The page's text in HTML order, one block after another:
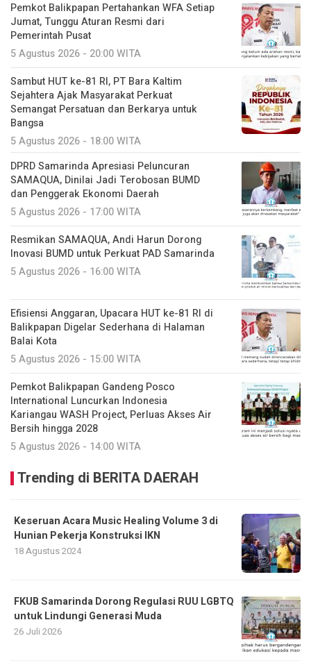
Pemkot Balikpapan Pertahankan WFA Setiap
Jumat, Tunggu Aturan Resmi dari
Pemerintah Pusat
5 Agustus 2026 - 20:00 WITA
Sambut HUT ke-81 RI, PT Bara Kaltim
Sejahtera Ajak Masyarakat Perkuat
Semangat Persatuan dan Berkarya untuk
Bangsa
5 Agustus 2026 - 18:00 WITA
DPRD Samarinda Apresiasi Peluncuran
SAMAQUA, Dinilai Jadi Terobosan BUMD
dan Penggerak Ekonomi Daerah
5 Agustus 2026 - 17:00 WITA
Resmikan SAMAQUA, Andi Harun Dorong
Inovasi BUMD untuk Perkuat PAD Samarinda
5 Agustus 2026 - 16:00 WITA
Efisiensi Anggaran, Upacara HUT ke-81 RI di
Balikpapan Digelar Sederhana di Halaman
Balai Kota
5 Agustus 2026 - 15:00 WITA
Pemkot Balikpapan Gandeng Posco
International Luncurkan Indonesia
Kariangau WASH Project, Perluas Akses Air
Bersih hingga 2028
5 Agustus 2026 - 14:00 WITA
Trending di BERITA DAERAH
Keseruan Acara Music Healing Volume 3 di
Hunian Pekerja Konstruksi IKN
18 Agustus 2024
FKUB Samarinda Dorong Regulasi RUU LGBTQ
untuk Lindungi Generasi Muda
26 Juli 2026